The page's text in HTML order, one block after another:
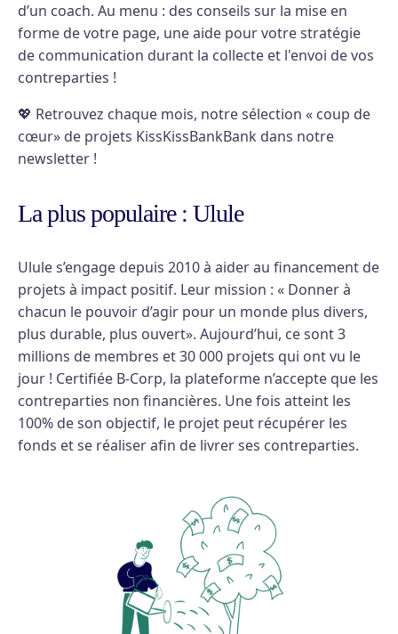
d’un coach. Au menu : des conseils sur la mise en
forme de votre page, une aide pour votre stratégie
de communication durant la collecte et l'envoi de vos
contreparties !
💖 Retrouvez chaque mois, notre sélection « coup de
cœur» de projets KissKissBankBank dans notre
newsletter !
La plus populaire : Ulule
Ulule s’engage depuis 2010 à aider au financement de
projets à impact positif. Leur mission : « Donner à
chacun le pouvoir d’agir pour un monde plus divers,
plus durable, plus ouvert». Aujourd’hui, ce sont 3
millions de membres et 30 000 projets qui ont vu le
jour ! Certifiée B-Corp, la plateforme n’accepte que les
contreparties non financières. Une fois atteint les
100% de son objectif, le projet peut récupérer les
fonds et se réaliser afin de livrer ses contreparties.